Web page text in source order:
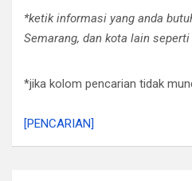
*ketik informasi yang anda
Semarang, dan kota lain seperti
*jika kolom pencarian tidak
[PENCARIAN]